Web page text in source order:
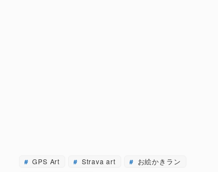
GPS Art Strava art
お絵かきラン